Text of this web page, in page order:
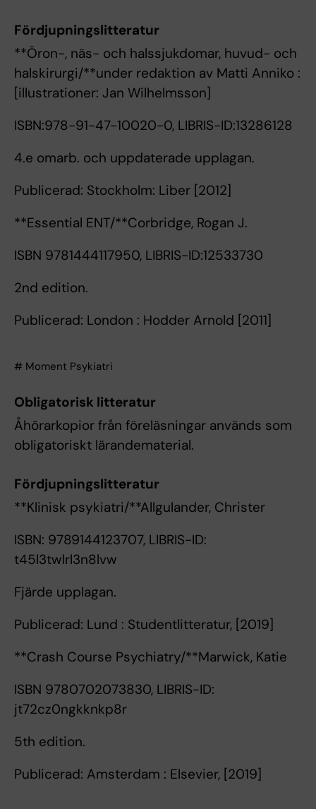
Fördjupningslitteratur
**Öron-, näs- och halssjukdomar, huvud- och
halskirurgi/**under redaktion av Matti Anniko :
[illustrationer: Jan Wilhelmsson]
ISBN:978-91-47-10020-0, LIBRIS-ID:13286128
4.e omarb. och uppdaterade upplagan.
Publicerad: Stockholm: Liber [2012]
**Essential ENT/**Corbridge, Rogan J.
ISBN 9781444117950, LIBRIS-ID:12533730
2nd edition.
Publicerad: London : Hodder Arnold [2011]
# Moment Psykiatri
Obligatorisk litteratur
Åhörarkopior från föreläsningar används som
obligatoriskt lärandematerial.
Fördjupningslitteratur
**Klinisk psykiatri/**Allgulander, Christer
ISBN: 9789144123707, LIBRIS-ID:
t45l3twlrl3n8lvw
Fjärde upplagan.
Publicerad: Lund : Studentlitteratur, [2019]
**Crash Course Psychiatry/**Marwick, Katie
ISBN 9780702073830, LIBRIS-ID:
jt72cz0ngkknkp8r
5th edition.
Publicerad: Amsterdam : Elsevier, [2019]